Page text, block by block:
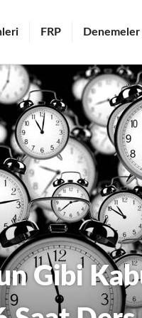
FRP Denemeler
Gibi